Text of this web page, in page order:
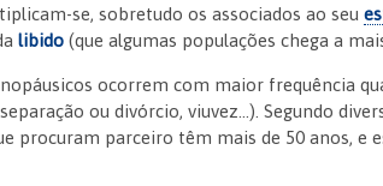
se, sobretudo os associados ao seu
libido (que algumas populações chega a
ocorrem com maior frequência
ou divórcio, viuvez…). Segundo
procuram parceiro têm mais de 50 anos,